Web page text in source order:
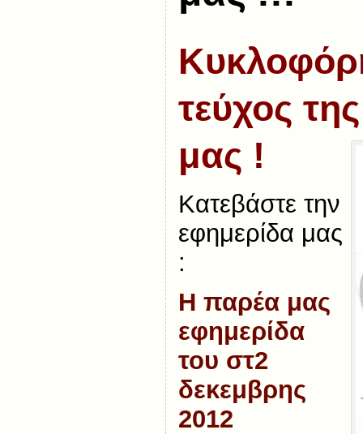
τεύχος
μας !
Κατεβάστε την
εφημερίδα μας
:
Η παρέα μας
εφημερίδα
του στ2
δεκεμβρης
2012